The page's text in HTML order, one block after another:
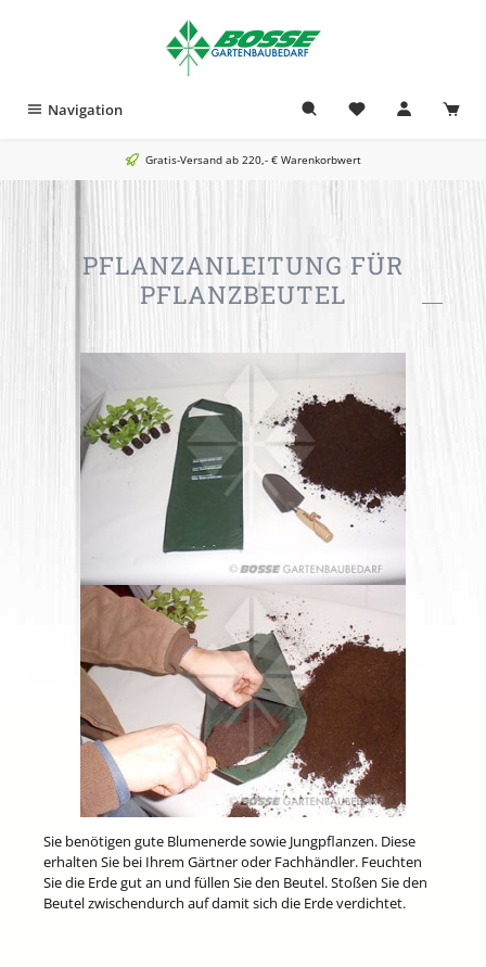
Navigation
Gratis-Versand ab 220,- € Warenkorbwert
PFLANZANLEITUNG FÜR
PFLANZBEUTEL
Sie benötigen gute Blumenerde sowie Jungpflanzen. Diese
erhalten Sie bei Ihrem Gärtner oder Fachhändler. Feuchten
Sie die Erde gut an und füllen Sie den Beutel. Stoßen Sie den
Beutel zwischendurch auf damit sich die Erde verdichtet.